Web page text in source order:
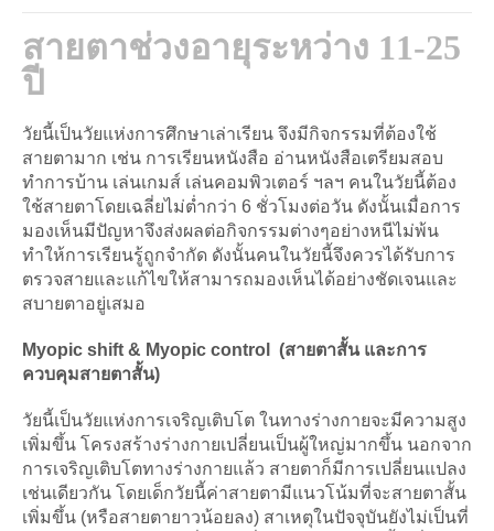
สายตาช่วงอายุระหว่าง 11-25
ปี
วัยนี้เป็นวัยแห่งการศึกษาเล่าเรียน จึงมีกิจกรรมที่ต้องใช้
สายตามาก เช่น การเรียนหนังสือ อ่านหนังสือเตรียมสอบ
ทำการบ้าน เล่นเกมส์ เล่นคอมพิวเตอร์ ฯลฯ คนในวัยนี้ต้อง
ใช้สายตาโดยเฉลี่ยไม่ต่ำกว่า 6 ชั่วโมงต่อวัน ดังนั้นเมื่อการ
มองเห็นมีปัญหาจึงส่งผลต่อกิจกรรมต่างๆอย่างหนีไม่พ้น
ทำให้การเรียนรู้ถูกจำกัด ดังนั้นคนในวัยนี้จึงควรได้รับการ
ตรวจสายและแก้ไขให้สามารถมองเห็นได้อย่างชัดเจนและ
สบายตาอยู่เสมอ
Myopic shift & Myopic control (สายตาสั้น และการ
ควบคุมสายตาสั้น)
วัยนี้เป็นวัยแห่งการเจริญเติบโต ในทางร่างกายจะมีความสูง
เพิ่มขึ้น โครงสร้างร่างกายเปลี่ยนเป็นผู้ใหญ่มากขึ้น นอกจาก
การเจริญเติบโตทางร่างกายแล้ว สายตาก็มีการเปลี่ยนแปลง
เช่นเดียวกัน โดยเด็กวัยนี้ค่าสายตามีแนวโน้มที่จะสายตาสั้น
เพิ่มขึ้น (หรือสายตายาวน้อยลง) สาเหตุในปัจจุบันยังไม่เป็นที่